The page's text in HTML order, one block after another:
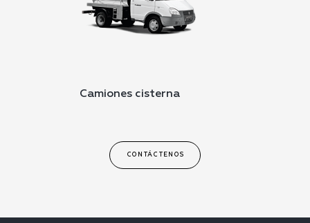
Camiones cisterna
CONTÁCTENOS